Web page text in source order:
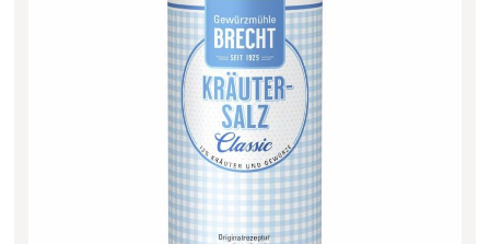
Hofladen Hoffelner Detail
Kuglbauer - Familie Bischof Detail
La Toscana Anita Wolf e.U. Detail
Söllradls Naturkostladen Detail
Detail
Weinkellerei Stift
Detail